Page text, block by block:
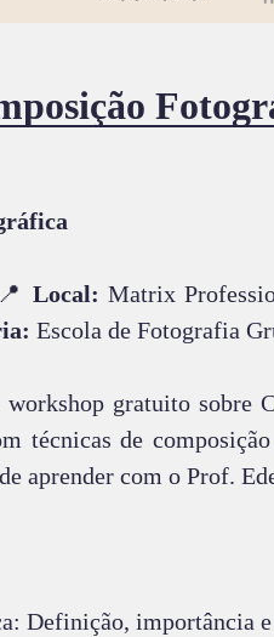
Local: Matrix
Escola de Fotografia
gratuito sobre
técnicas de
aprender com o Prof.
Definição, importância